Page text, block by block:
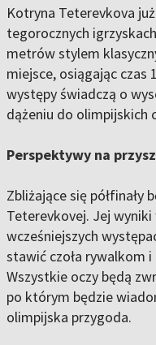
Kotryna Teterevkova
tegorocznych
metrów stylem
miejsce, osiągając czas
występy świadczą o
dążeniu do olimpijskich
Perspektywy na
Zbliżające się
Teterevkovej. Jej
wcześniejszych
stawić czoła rywalkom
Wszystkie oczy będą
po którym będzie
olimpijska przygoda.